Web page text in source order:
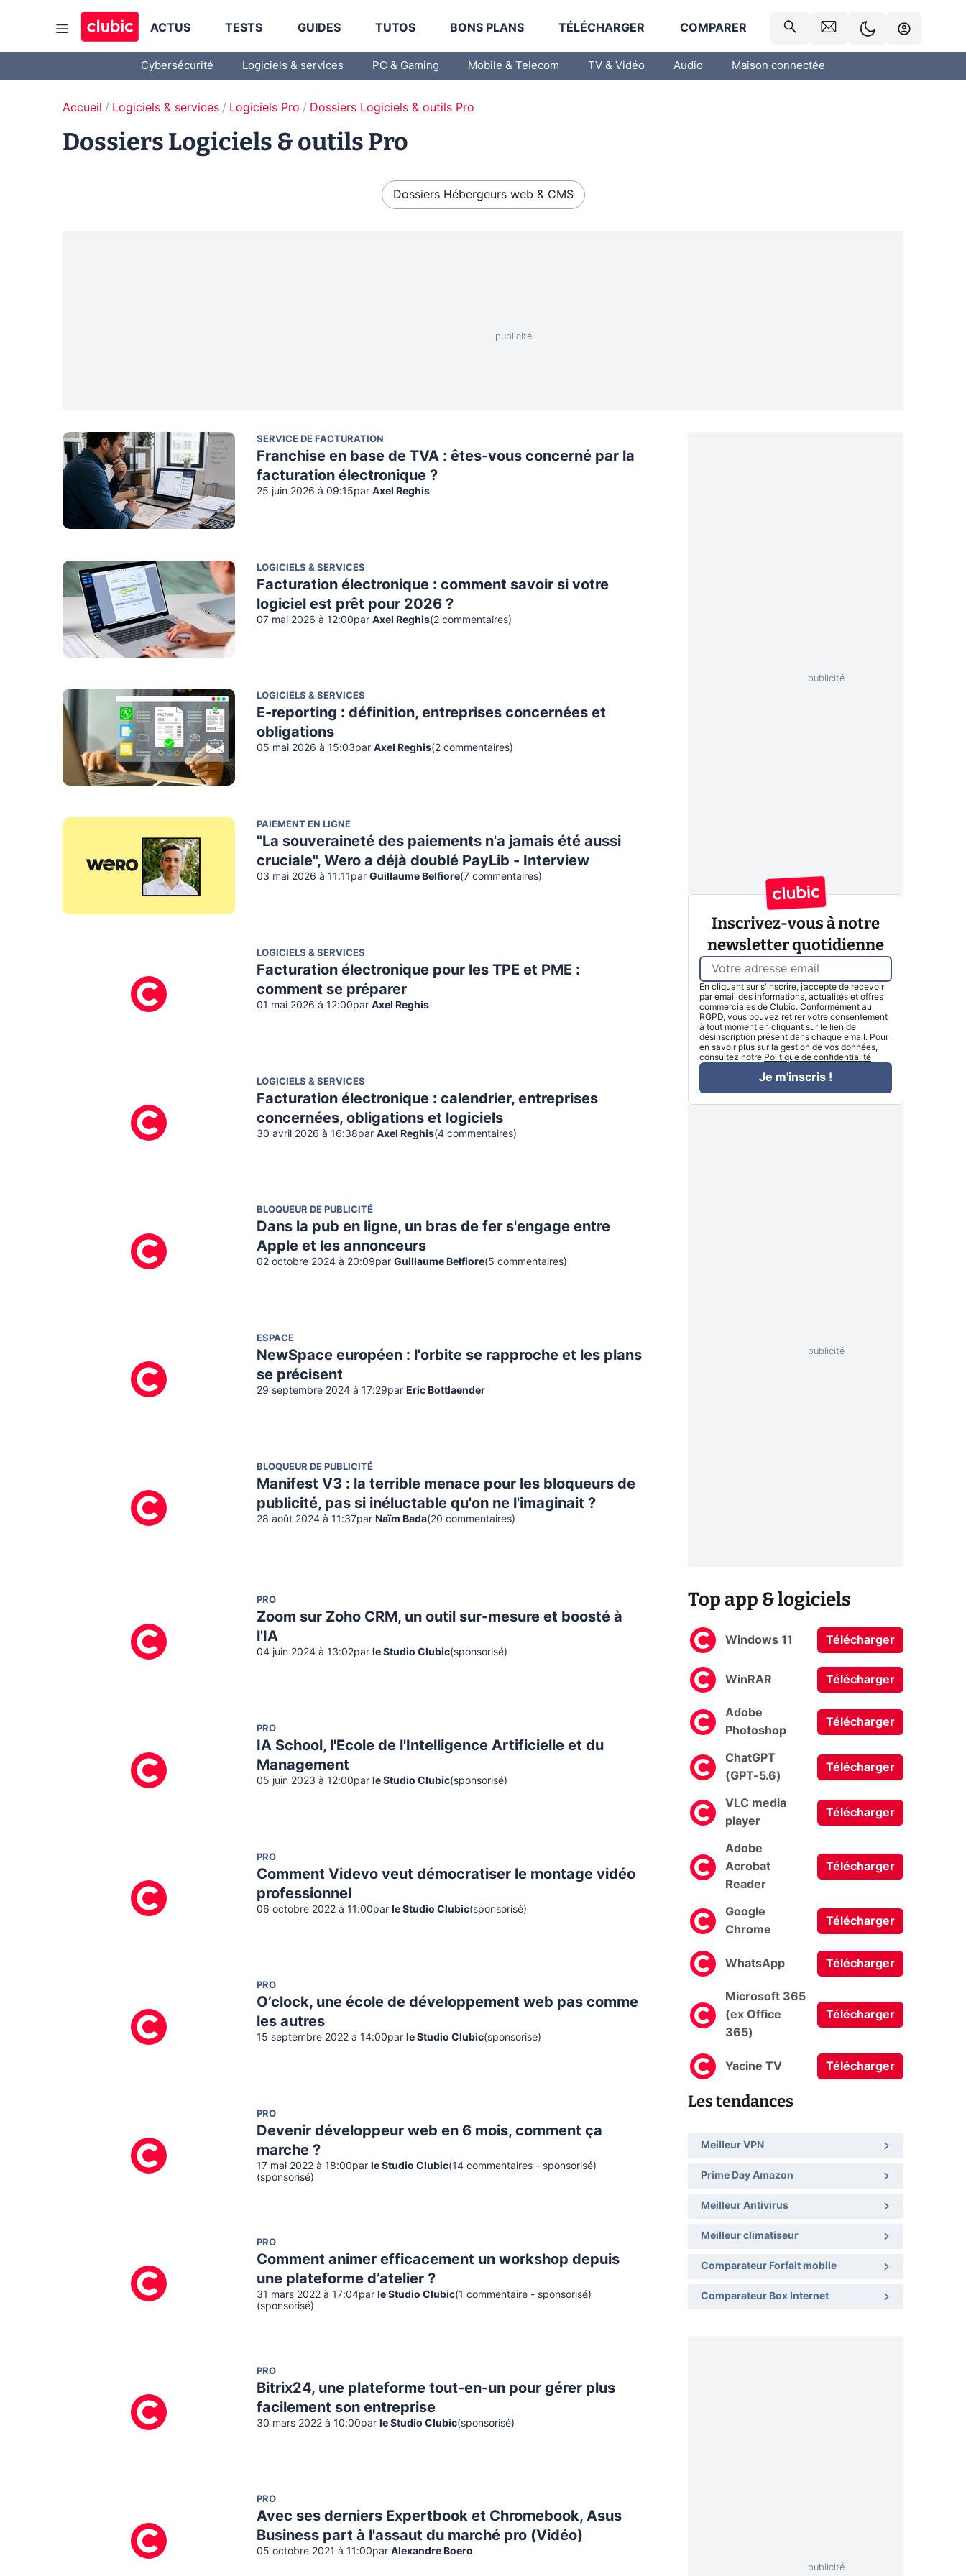
ACTUS TESTS GUIDES TUTOS BONS PLANS TÉLÉCHARGER COMPARER
Cybersécurité Logiciels & services PC & Gaming Mobile & Telecom TV & Vidéo Audio Maison connectée
Accueil Logiciels & services Logiciels Pro Dossiers Logiciels & outils Pro
Dossiers Logiciels & outils Pro
Dossiers Hébergeurs web & CMS
SERVICE DE FACTURATION
Franchise en base de TVA : êtes-vous concerné par la
facturation électronique ?
25 juin 2026 à 09:15par Axel Reghis
LOGICIELS & SERVICES
Facturation électronique : comment savoir si votre
logiciel est prêt pour 2026 ?
07 mai 2026 à 12:00par Axel Reghis(2 commentaires)
LOGICIELS & SERVICES
E-reporting : définition, entreprises concernées et
obligations
05 mai 2026 à 15:03par Axel Reghis(2 commentaires)
PAIEMENT EN LIGNE
"La souveraineté des paiements n'a jamais été aussi
cruciale", Wero a déjà doublé PayLib - Interview
03 mai 2026 à 11:11 par Guillaume Belfiore(7 commentaires)
LOGICIELS & SERVICES
Facturation électronique pour les TPE et PME :
comment se préparer
01 mai 2026 à 12:00par Axel Reghis
LOGICIELS & SERVICES
Facturation électronique : calendrier, entreprises
concernées, obligations et logiciels
30 avril 2026 à 16:38par Axel Reghis(4 commentaires)
BLOQUEUR DE PUBLICITÉ
Dans la pub en ligne, un bras de fer s'engage entre
Apple et les annonceurs
02 octobre 2024 à 20:09par Guillaume Belfiore(5 commentaires)
ESPACE
NewSpace européen : l'orbite se rapproche et les plans
se précisent
29 septembre 2024 à 17:29par Eric Bottlaender
BLOQUEUR DE PUBLICITÉ
Manifest V3 : la terrible menace pour les bloqueurs de
publicité, pas si inéluctable qu'on ne l'imaginait ?
28 août 2024 à 11:37par Naïm Bada(20 commentaires)
PRO
Zoom sur Zoho CRM, un outil sur-mesure et boosté à
l'IA
04 juin 2024 à 13:02par le Studio Clubic(sponsorisé)
PRO
IA School, l'Ecole de l'Intelligence Artificielle et du
Management
05 juin 2023 à 12:00par le Studio Clubic(sponsorisé)
PRO
Comment Videvo veut démocratiser le montage vidéo
professionnel
06 octobre 2022 à 11:00par le Studio Clubic(sponsorisé)
PRO
O’clock, une école de développement web pas comme
les autres
15 septembre 2022 à 14:00par le Studio Clubic(sponsorisé)
PRO
Devenir développeur web en 6 mois, comment ça
marche ?
17 mai 2022 à 18:00par le Studio Clubic(14 commentaires - sponsorisé)
(sponsorisé)
PRO
Comment animer efficacement un workshop depuis
une plateforme d’atelier ?
31 mars 2022 à 17:04par le Studio Clubic(1 commentaire - sponsorisé)
(sponsorisé)
PRO
Bitrix24, une plateforme tout-en-un pour gérer plus
facilement son entreprise
30 mars 2022 à 10:00par le Studio Clubic(sponsorisé)
PRO
Avec ses derniers Expertbook et Chromebook, Asus
Business part à l'assaut du marché pro (Vidéo)
05 octobre 2021 à 11:00par Alexandre Boero
Inscrivez-vous à notre
newsletter quotidienne
En cliquant sur s'inscrire, j’accepte de recevoir
par email des informations, actualités et offres
commerciales de Clubic. Conformément au
RGPD, vous pouvez retirer votre consentement
à tout moment en cliquant sur le lien de
désinscription présent dans chaque email. Pour
en savoir plus sur la gestion de vos données,
consultez notre Politique de confidentialité
Je m'inscris !
Top app & logiciels
Windows 11 Télécharger
WinRAR Télécharger
Adobe
Photoshop
Télécharger
ChatGPT
(GPT-5.6)
Télécharger
VLC media
player
Télécharger
Adobe
Acrobat
Reader
Télécharger
Google
Chrome
Télécharger
WhatsApp Télécharger
Microsoft 365
(ex Office
365)
Télécharger
Yacine TV Télécharger
Les tendances
Meilleur VPN
Prime Day Amazon
Meilleur Antivirus
Meilleur climatiseur
Comparateur Forfait mobile
Comparateur Box Internet